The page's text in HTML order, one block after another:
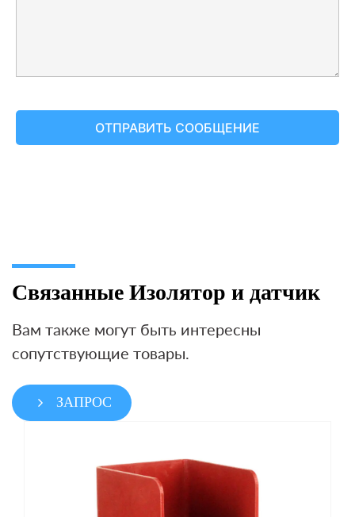
Связанные Изолятор и датчик
Вам также могут быть интересны
сопутствующие товары.
ЗАПРОС